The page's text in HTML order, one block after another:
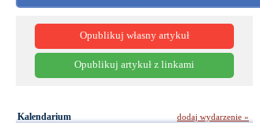
Opublikuj własny artykuł
Opublikuj artykuł z linkami
Kalendarium dodaj wydarzenie »